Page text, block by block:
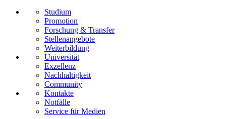
Studium
Promotion
Forschung & Transfer
Stellenangebote
Weiterbildung
Universität
Exzellenz
Nachhaltigkeit
Community
Kontakte
Notfälle
Service für Medien